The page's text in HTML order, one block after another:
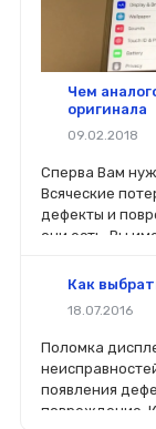
Чем
оригинала
09.02.2018
Сперва Вам
Всяческие
дефекты и
они есть, Вы
Как
18.07.2016
Поломка
появления
повреждение.